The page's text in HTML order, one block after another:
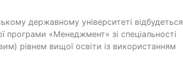
державному університеті відбудеться
програми «Менеджмент» зі спеціальності
рівнем вищої освіти із використанням